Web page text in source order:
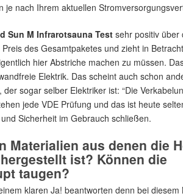
nach Ihrem aktuellen
Sun M Infrarotsauna Testsehr positiv über
des Gesamtpaketes und zieht in
hier Abstriche machen zu müssen.
Elektrik. Das scheint auch schon
sogar selber Elektriker ist: “Die
jede VDE Prüfung und das ist heute
Sicherheit im Gebrauch schließen.
Materialien aus denen die
ist? Können die
taugen?
klaren Ja! beantworten denn bei diesem